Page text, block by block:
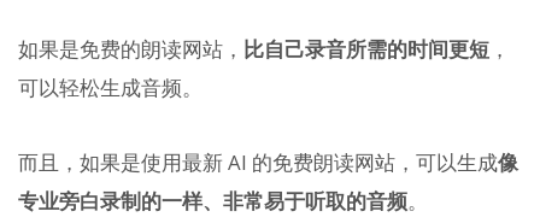
如果是免费的朗读网站， 比自己录音所需的时间更短 ，
可以轻松生成音频。
而且，如果是使用最新 AI 的免费朗读网站，可以生成像
专业旁白录制的一样、非常易于听取的音频。